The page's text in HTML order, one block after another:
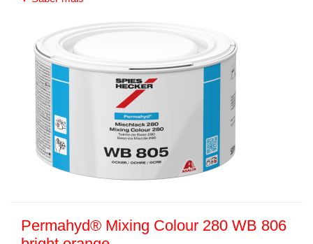
Permahyd® Mixing Colour 280 WB 806